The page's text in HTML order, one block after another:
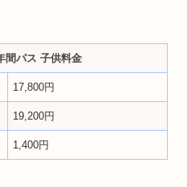
間パス 子供料金
17,800円
19,200円
1,400円